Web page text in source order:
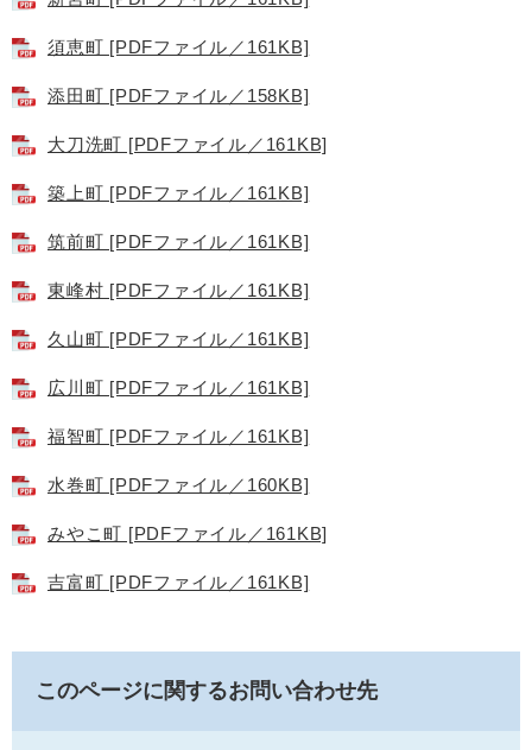
須恵町 [PDFファイル／161KB]
添田町 [PDFファイル／158KB]
大刀洗町 [PDFファイル／161KB]
築上町 [PDFファイル／161KB]
筑前町 [PDFファイル／161KB]
東峰村 [PDFファイル／161KB]
久山町 [PDFファイル／161KB]
広川町 [PDFファイル／161KB]
福智町 [PDFファイル／161KB]
水巻町 [PDFファイル／160KB]
みやこ町 [PDFファイル／161KB]
吉富町 [PDFファイル／161KB]
このページに関するお問い合わせ先